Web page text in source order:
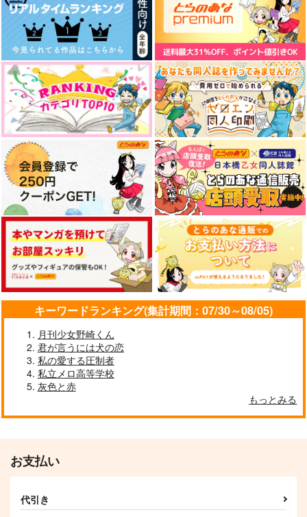
愛とかいろいろあるところ あなたは俺の運命でしょ！！
やらしく躾けて愛してあげる－Dom
／Subユニバース－２
最狂ヤンキーが僕だけに夢中な
件！？
なんかもうあーあって感じ。2 特装
版
僕の愛しいよなさん
エンドロールは地獄まで 2 嘘つきなキスで今日もバイバイ
好きとおかえり
悲劇の元凶となる最強外道ラ
スボス女王は民の為に尽くし
ます。Season2
「40までにしたい10のこと2」
ドラマCD特装盤 (マンガ小冊
子セット)
アイドルマスター SideM 黄泉のツガイ
キーワードランキング(集計期間：07/30～08/05)
月刊少女野崎くん
君が言うには犬の恋
私の愛する圧制者
私立メロ高等学校
灰色と赤
もっとみる
お支払い
代引き